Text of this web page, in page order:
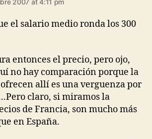
el salario medio ronda los 300
entonces el precio, pero ojo,
no hay comparación porque la
allí es una verguenza por
claro, si miramos la
de Francia, son mucho más
en España.